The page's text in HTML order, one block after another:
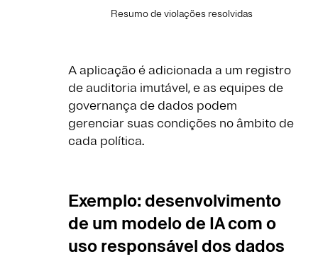
Resumo de violações resolvidas
A aplicação é adicionada a um registro
de auditoria imutável, e as equipes de
governança de dados podem
gerenciar suas condições no âmbito de
cada política.
Exemplo: desenvolvimento
de um modelo de IA com o
uso responsável dos dados